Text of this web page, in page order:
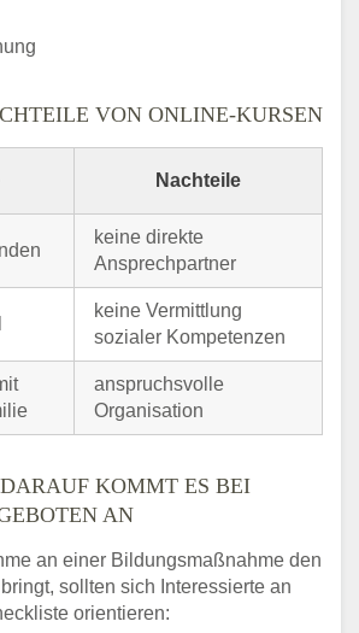
VON ONLINE-KURSEN
Nachteile
keine direkte
Ansprechpartner
keine Vermittlung
sozialer Kompetenzen
anspruchsvolle
Organisation
KOMMT ES BEI
AN
an einer Bildungsmaßnahme den
sollten sich Interessierte an
orientieren: